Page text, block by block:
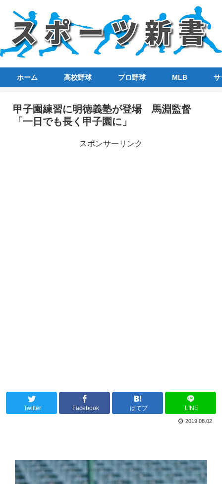
ホーム 高校野球 プロ野球 MLB サ
甲子園練習に明徳義塾が登場 馬淵監督
「一日でも長く甲子園に」
スポンサーリンク
Twitter Facebook はてブ LINE
2019.08.02